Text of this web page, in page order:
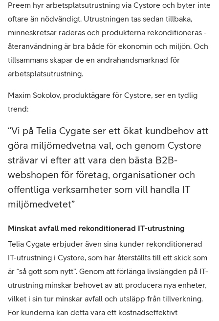
Preem hyr arbetsplatsutrustning via Cystore och byter inte
oftare än nödvändigt. Utrustningen tas sedan tillbaka,
minneskretsar raderas och produkterna rekonditioneras -
återanvändning är bra både för ekonomin och miljön. Och
tillsammans skapar de en andrahandsmarknad för
arbetsplatsutrustning.
Maxim Sokolov, produktägare för Cystore, ser en tydlig
trend:
Vi på Telia Cygate ser ett ökat kundbehov att
göra miljömedvetna val, och genom Cystore
strävar vi efter att vara den bästa B2B-
webshopen för företag, organisationer och
offentliga verksamheter som vill handla IT
miljömedvetet
Minskat avfall med rekonditionerad IT-utrustning
Telia Cygate erbjuder även sina kunder rekonditionerad
IT-utrustning i Cystore, som har återställts till ett skick som
är “så gott som nytt”. Genom att förlänga livslängden på IT-
utrustning minskar behovet av att producera nya enheter,
vilket i sin tur minskar avfall och utsläpp från tillverkning.
För kunderna kan detta vara ett kostnadseffektivt